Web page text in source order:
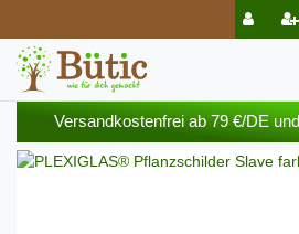
Versandkostenfrei ab 79 €/DE